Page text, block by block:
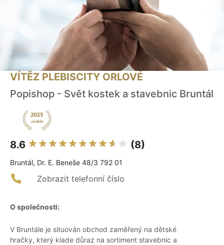
VÍTĚZ PLEBISCITY ORLOVÉ
Popishop - Svět kostek a stavebnic Bruntál
8.6 (8)
Bruntál, Dr. E. Beneše 48/3 792 01
Zobrazit telefonní číslo
O společnosti:
V Bruntále je situován obchod zaměřený na dětské
hračky, který klade důraz na sortiment stavebnic a